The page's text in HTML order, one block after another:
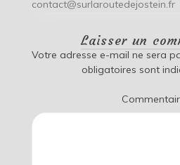
contact@surlaroutedejostein.fr
Laisser un
Votre adresse e-mail ne sera
obligatoires sont